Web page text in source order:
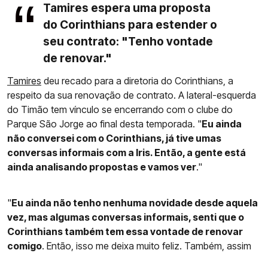
Tamires espera uma proposta
do Corinthians para estender o
seu contrato: "Tenho vontade
de renovar."
Tamires deu recado para a diretoria do Corinthians, a
respeito da sua renovação de contrato. A lateral-esquerda
do Timão tem vínculo se encerrando com o clube do
Parque São Jorge ao final desta temporada. "Eu ainda
não conversei com o Corinthians, já tive umas
conversas informais com a Iris. Então, a gente está
ainda analisando propostas e vamos ver."
"Eu ainda não tenho nenhuma novidade desde aquela
vez, mas algumas conversas informais, senti que o
Corinthians também tem essa vontade de renovar
comigo. Então, isso me deixa muito feliz. Também, assim